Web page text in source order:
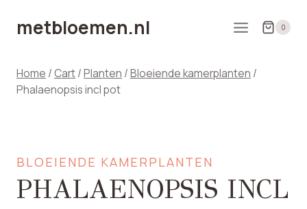
naarmetbloemen.nl 0
Home / Cart/Planten /Bloeiende kamerplanten /
Phalaenopsis incl pot
BLOEIENDE KAMERPLANTEN
PHALAENOPSIS INCL